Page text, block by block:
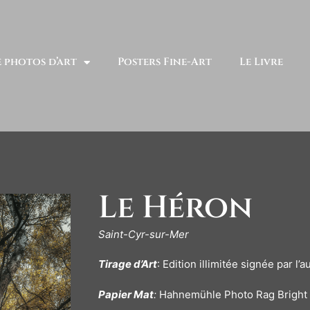
photos d’art Posters Fine-Art Le Livre
Le Héron
Saint-Cyr-sur-Mer
Tirage d’Art: Edition illimitée signée par
Papier Mat: Hahnemühle Photo Rag